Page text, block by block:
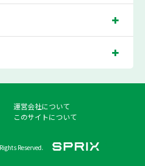
場合には別の講師に変更できる「先生変更
ございましたら、お気軽にお問合わせくだ
運営会社について
このサイトについて
Reserved.